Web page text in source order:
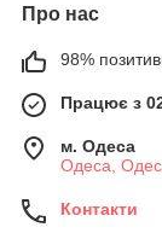
Про нас
98%
Працює з
м. Одеса
Одеса,
Контакти